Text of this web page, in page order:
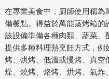
在專業美食中，廚師使用稱為
備餐點。得益於萬能蒸烤箱的
該設備準備各種肉類、蔬菜、
提供多種料理熱烹飪方式，例
烤、烘烤、低溫或慢烤、真空
燥、燒烤、烙烤、烘烤、氣炸